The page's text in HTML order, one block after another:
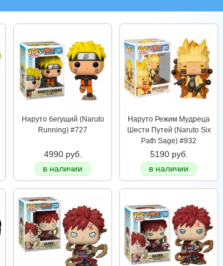
Наруто бегущий (Naruto
Running) #727
4990 руб.
в наличии
Наруто Режим Мудреца
Шести Путей (Naruto Six
Path Sage) #932
5190 руб.
в наличии